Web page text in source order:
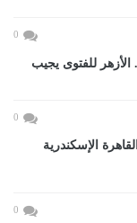
0
للفتوى يجيب
0
الإسكندرية
0